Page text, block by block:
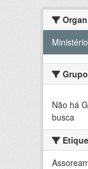
Não há
busca